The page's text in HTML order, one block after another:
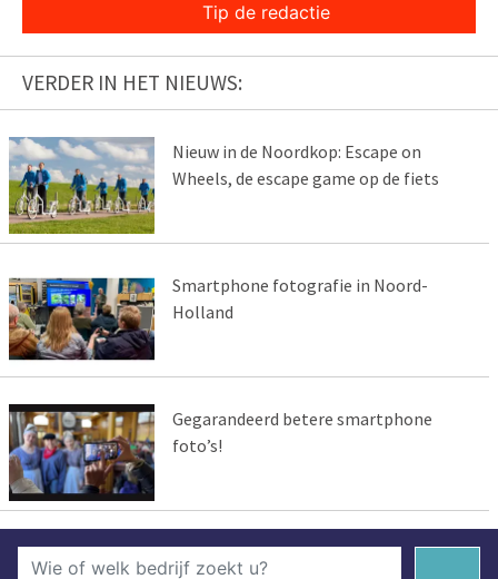
Tip de redactie
VERDER IN HET NIEUWS:
Nieuw in de Noordkop: Escape on
Wheels, de escape game op de fiets
Smartphone fotografie in Noord-
Holland
Gegarandeerd betere smartphone
foto’s!